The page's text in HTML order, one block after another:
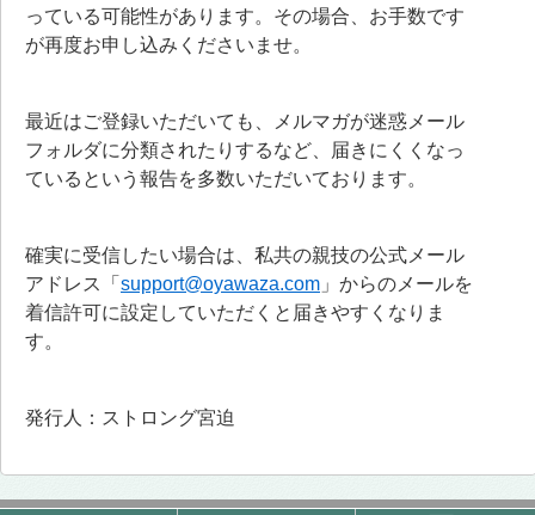
っている可能性があります。その場合、お手数です
が再度お申し込みくださいませ。
最近はご登録いただいても、メルマガが迷惑メール
フォルダに分類されたりするなど、届きにくくなっ
ているという報告を多数いただいております。
確実に受信したい場合は、私共の親技の公式メール
アドレス「 support@oyawaza.com 」からのメールを
着信許可に設定していただくと届きやすくなりま
す。
発行人：ストロング宮迫